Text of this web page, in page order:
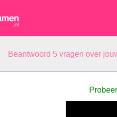
Beantwoord 5 vragen over